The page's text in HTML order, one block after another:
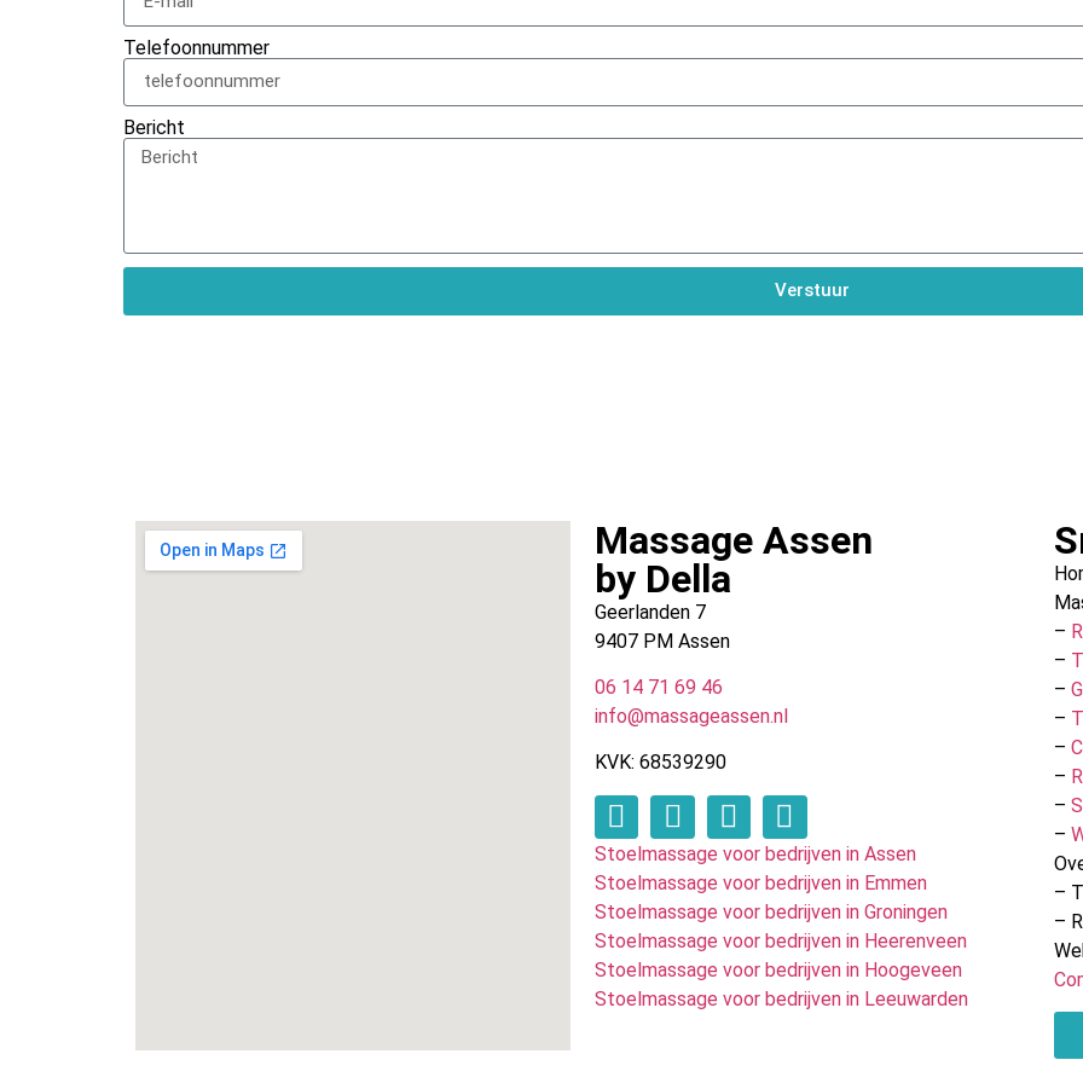
Telefoonnummer
Bericht
Verstuur
Massage Assen
by Della
Geerlanden 7
9407 PM Assen
06 14 71 69 46
info@massageassen.nl
KVK: 68539290
Stoelmassage voor bedrijven in Assen
Stoelmassage voor bedrijven in Emmen
Stoelmassage voor bedrijven in Groningen
Stoelmassage voor bedrijven in Heerenveen
Stoelmassage voor bedrijven in Hoogeveen
Stoelmassage voor bedrijven in Leeuwarden
–
–
–
–
–
–
–
–
–
–